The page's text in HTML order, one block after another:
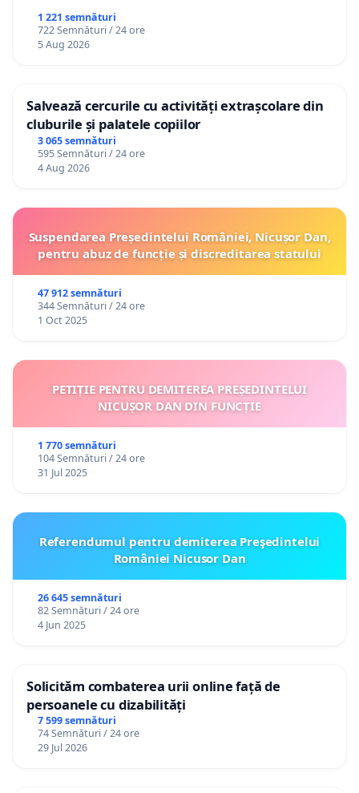
1 221 semnături
722 Semnături / 24 ore
5 Aug 2026
Salvează cercurile cu activități extrașcolare din
cluburile și palatele copiilor
3 065 semnături
595 Semnături / 24 ore
4 Aug 2026
Suspendarea Președintelui României, Nicușor Dan,
pentru abuz de funcție și discreditarea statului
47 912 semnături
344 Semnături / 24 ore
1 Oct 2025
PETIȚIE PENTRU DEMITEREA PREȘEDINTELUI
NICUȘOR DAN DIN FUNCȚIE
1 770 semnături
104 Semnături / 24 ore
31 Jul 2025
Referendumul pentru demiterea Preşedintelui
României Nicusor Dan
26 645 semnături
82 Semnături / 24 ore
4 Jun 2025
Solicităm combaterea urii online față de
persoanele cu dizabilități
7 599 semnături
74 Semnături / 24 ore
29 Jul 2026